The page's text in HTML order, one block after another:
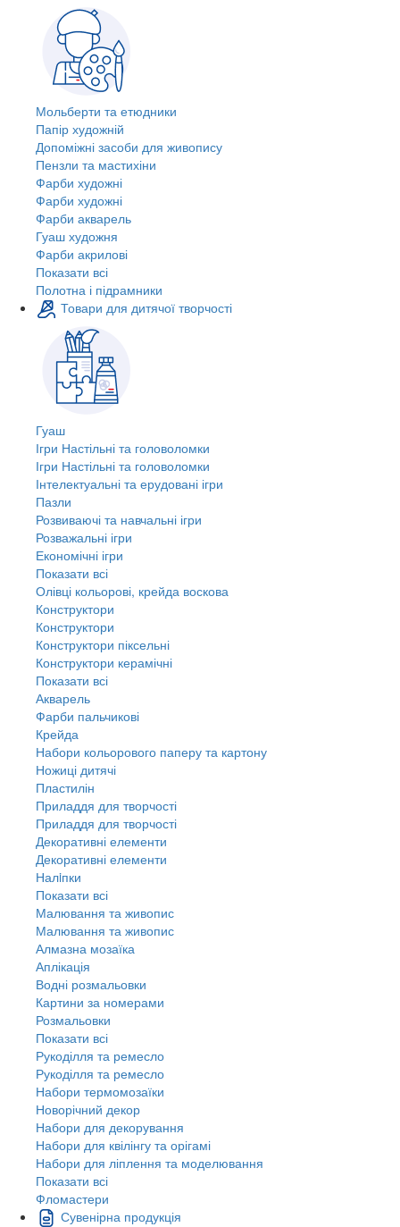
Мольберти та етюдники
Папір художній
Допоміжні засоби для живопису
Пензли та мастихіни
Фарби художні
Фарби художні
Фарби акварель
Гуаш художня
Фарби акрилові
Показати всі
Полотна і підрамники
Товари для дитячої творчості
Гуаш
Ігри Настільні та головоломки
Ігри Настільні та головоломки
Інтелектуальні та ерудовані ігри
Пазли
Розвиваючі та навчальні ігри
Розважальні ігри
Економічні ігри
Показати всі
Олівці кольорові, крейда воскова
Конструктори
Конструктори
Конструктори піксельні
Конструктори керамічні
Показати всі
Акварель
Фарби пальчикові
Крейда
Набори кольорового паперу та картону
Ножиці дитячі
Пластилін
Приладдя для творчості
Приладдя для творчості
Декоративні елементи
Декоративні елементи
Налiпки
Показати всі
Малювання та живопис
Малювання та живопис
Алмазна мозаїка
Аплікація
Водні розмальовки
Картини за номерами
Розмальовки
Показати всі
Рукоділля та ремесло
Рукоділля та ремесло
Набори термомозаїки
Новорічний декор
Набори для декорування
Набори для квілінгу та орігамі
Набори для ліплення та моделювання
Показати всі
Фломастери
Сувенірна продукція